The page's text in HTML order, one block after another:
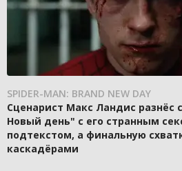
SPIDER-MAN: BRAND NEW DAY
Сценарист Макс Ландис разнёс
Новый день" с его странным
подтекстом, а финальную
каскадёрами